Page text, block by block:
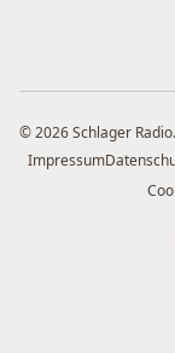
© 2026 Schlager
Impressum